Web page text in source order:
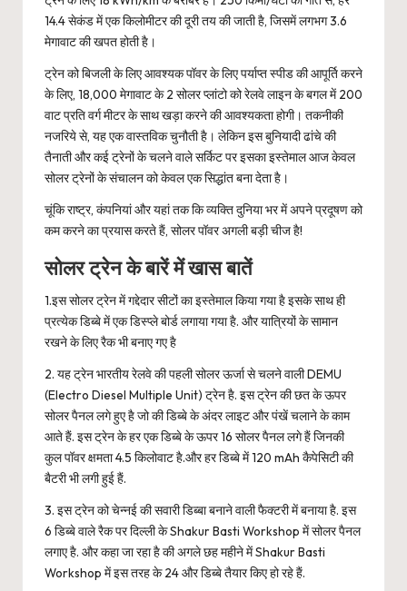
14.4 सेकंड में एक किलोमीटर की दूरी तय की जाती है, जिसमें लगभग 3.6
मेगावाट की खपत होती है।
ट्रेन को बिजली के लिए आवश्यक पॉवर के लिए पर्याप्त स्पीड की आपूर्ति करने
के लिए, 18,000 मेगावाट के 2 सोलर प्लांटो को रेलवे लाइन के बगल में 200
वाट प्रति वर्ग मीटर के साथ खड़ा करने की आवश्यकता होगी। तकनीकी
नजरिये से, यह एक वास्तविक चुनौती है। लेकिन इस बुनियादी ढांचे की
तैनाती और कई ट्रेनों के चलने वाले सर्किट पर इसका इस्तेमाल आज केवल
सोलर ट्रेनों के संचालन को केवल एक सिद्धांत बना देता है।
चूंकि राष्ट्र, कंपनियां और यहां तक ​​कि व्यक्ति दुनिया भर में अपने प्रदूषण को
कम करने का प्रयास करते हैं, सोलर पॉवर अगली बड़ी चीज है!
सोलर ट्रेन के बारें में खास बातें
1.इस सोलर ट्रेन में गद्देदार सीटों का इस्तेमाल किया गया है इसके साथ ही
प्रत्येक डिब्बे में एक डिस्प्ले बोर्ड लगाया गया है. और यात्रियों के सामान
रखने के लिए रैक भी बनाए गए है
2. यह ट्रेन भारतीय रेलवे की पहली सोलर ऊर्जा से चलने वाली DEMU
(Electro Diesel Multiple Unit) ट्रेन है. इस ट्रेन की छत के ऊपर
सोलर पैनल लगे हुए है जो की डिब्बे के अंदर लाइट और पंखें चलाने के काम
आते हैं. इस ट्रेन के हर एक डिब्बे के ऊपर 16 सोलर पैनल लगे हैं जिनकी
कुल पॉवर क्षमता 4.5 किलोवाट है.और हर डिब्बे में 120 mAh कैपेसिटी की
बैटरी भी लगी हुई हैं.
3. इस ट्रेन को चेन्नई की सवारी डिब्बा बनाने वाली फैक्टरी में बनाया है. इस
6 डिब्बे वाले रैक पर दिल्ली के Shakur Basti Workshop में सोलर पैनल
लगाए है. और कहा जा रहा है की अगले छह महीने में Shakur Basti
Workshop में इस तरह के 24 और डिब्बे तैयार किए हो रहे हैं.